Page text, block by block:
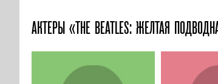
АКТЕРЫ «THE BEATLES: ЖЕЛТАЯ